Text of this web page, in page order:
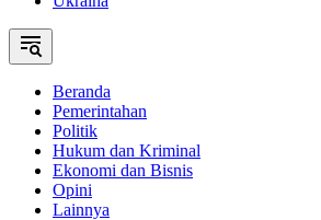
Beranda
Pemerintahan
Politik
Hukum dan Kriminal
Ekonomi dan Bisnis
Opini
Lainnya